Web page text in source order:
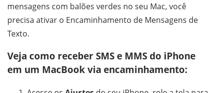
mensagens com balões verdes no seu Mac, você
precisa ativar o Encaminhamento de Mensagens de
Texto.
Veja como receber SMS e MMS do iPhone
em um MacBook via encaminhamento: